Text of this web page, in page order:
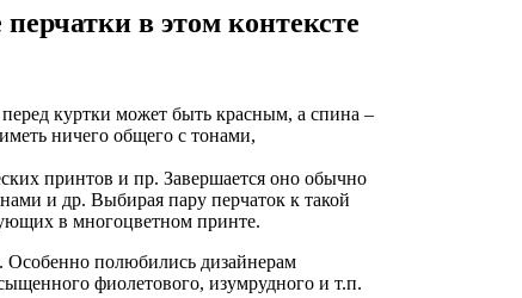
в этом контексте
куртки может быть красным, а спина –
ничего общего с тонами,
принтов и пр. Завершается оно обычно
и др. Выбирая пару перчаток к такой
в многоцветном принте.
полюбились дизайнерам
фиолетового, изумрудного и т.п.